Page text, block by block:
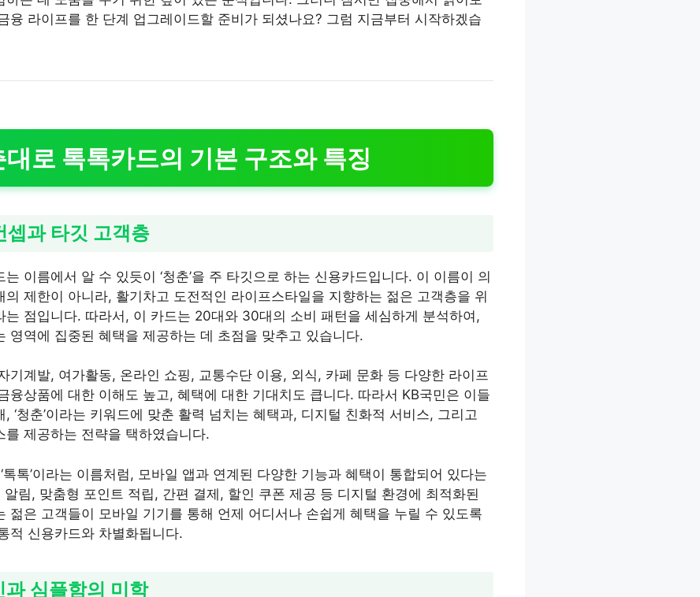
융 라이프를 한 단계 업그레이드할 준비가 되셨나요? 그럼 지금부터 시작하겠습
로 톡톡카드의 기본 구조와 특징
셉과 타깃 고객층
이름에서 알 수 있듯이 ‘청춘’을 주 타깃으로 하는 신용카드입니다. 이 이름이 의
의 제한이 아니라, 활기차고 도전적인 라이프스타일을 지향하는 젊은 고객층을 위
는 점입니다. 따라서, 이 카드는 20대와 30대의 소비 패턴을 세심하게 분석하여,
영역에 집중된 혜택을 제공하는 데 초점을 맞추고 있습니다.
기계발, 여가활동, 온라인 쇼핑, 교통수단 이용, 외식, 카페 문화 등 다양한 라이프
융상품에 대한 이해도 높고, 혜택에 대한 기대치도 큽니다. 따라서 KB국민은 이들
‘청춘’이라는 키워드에 맞춘 활력 넘치는 혜택과, 디지털 친화적 서비스, 그리고
를 제공하는 전략을 택하였습니다.
톡’이라는 이름처럼, 모바일 앱과 연계된 다양한 기능과 혜택이 통합되어 있다는
림, 맞춤형 포인트 적립, 간편 결제, 할인 쿠폰 제공 등 디지털 환경에 최적화된
젊은 고객들이 모바일 기기를 통해 언제 어디서나 손쉽게 혜택을 누릴 수 있도록
적 신용카드와 차별화됩니다.
심플함의 미학